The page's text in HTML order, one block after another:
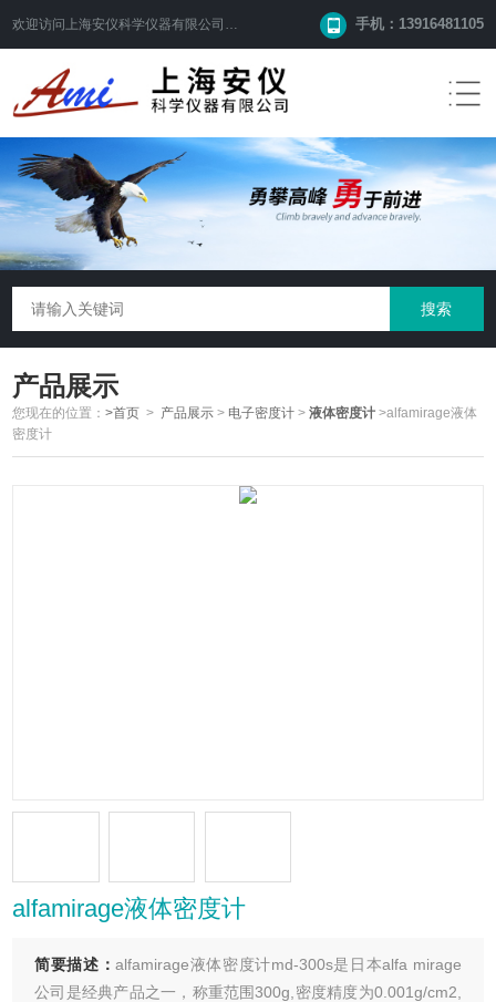
欢迎访问 上海安仪科学仪器有限公司 网站！ 手机：13916481105
产品展示
您现在的位置：>首页 > 产品展示 > 电子密度计 >液体密度计 >alfamirage液体
密度计
alfamirage液体密度计
简要描述：alfamirage液体密度计md-300s是日本alfa mirage
公司是经典产品之一，称重范围300g,密度精度为0.001g/cm2,